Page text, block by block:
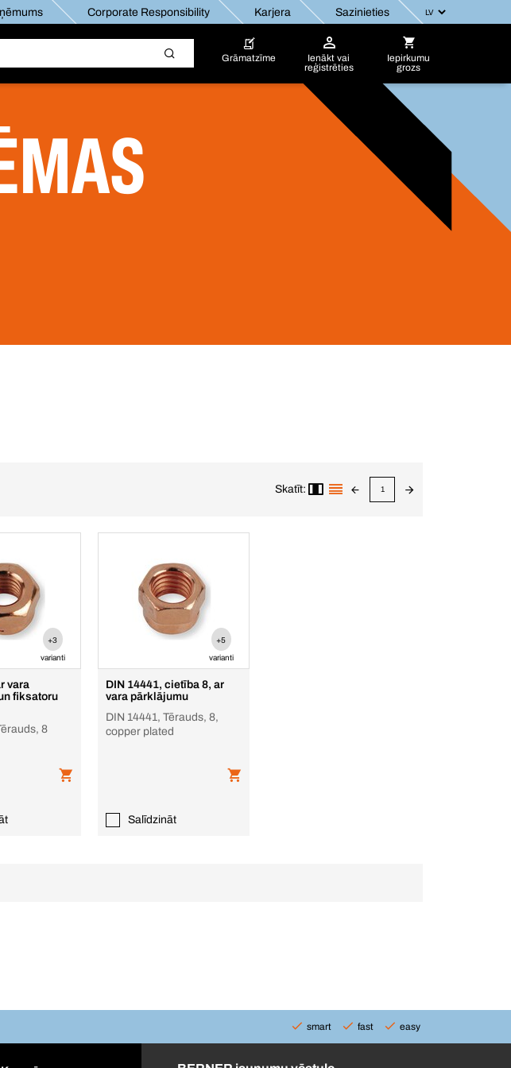
Corporate Responsibility Karjera Sazinieties
Grāmatzīme
Ienākt vai
reģistrēties
Iepirkumu
grozs
Skatīt: 1
+3
varianti
vara
fiksatoru
8
+5
varianti
DIN 14441, cietība 8, ar
vara pārklājumu
DIN 14441, Tērauds, 8,
copper plated
Salīdzināt
smart fast easy